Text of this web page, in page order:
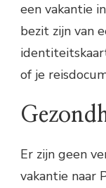
een vakantie
bezit zijn van
of je
Er zijn geen
vakantie naar